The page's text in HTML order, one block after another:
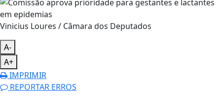
Vinicius Loures / Câmara dos Deputados
A-
A+
IMPRIMIR
REPORTAR ERROS